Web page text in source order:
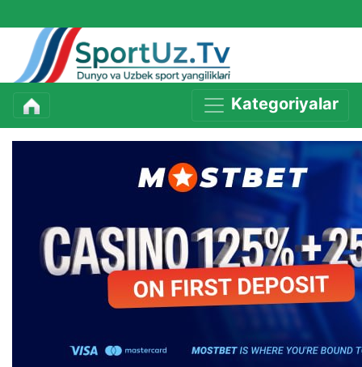
Kategoriyalar